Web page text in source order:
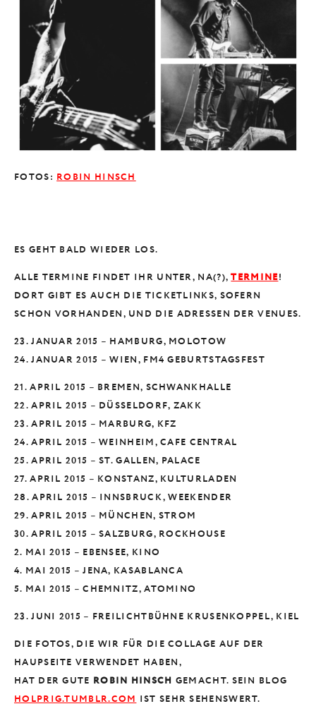
FOTOS: ROBIN HINSCH
ES GEHT BALD WIEDER LOS.
ALLE TERMINE FINDET IHR UNTER, NA(?),TERMINE!
DORT GIBT ES AUCH DIE TICKETLINKS, SOFERN
SCHON VORHANDEN, UND DIE ADRESSEN DER VENUES.
23. JANUAR 2015 – HAMBURG, MOLOTOW
24. JANUAR 2015 – WIEN, FM4 GEBURTSTAGSFEST
21. APRIL 2015 – BREMEN, SCHWANKHALLE
22. APRIL 2015 – DÜSSELDORF, ZAKK
23. APRIL 2015 – MARBURG, KFZ
24. APRIL 2015 – WEINHEIM, CAFE CENTRAL
25. APRIL 2015 – ST. GALLEN, PALACE
27. APRIL 2015 – KONSTANZ, KULTURLADEN
28. APRIL 2015 – INNSBRUCK, WEEKENDER
29. APRIL 2015 – MÜNCHEN, STROM
30. APRIL 2015 – SALZBURG, ROCKHOUSE
2. MAI 2015 – EBENSEE, KINO
4. MAI 2015 – JENA, KASABLANCA
5. MAI 2015 – CHEMNITZ, ATOMINO
23. JUNI 2015 – FREILICHTBÜHNE KRUSENKOPPEL, KIEL
DIE FOTOS, DIE WIR FÜR DIE COLLAGE AUF DER
HAUPSEITE VERWENDET HABEN,
HAT DER GUTE ROBIN HINSCH GEMACHT. SEIN BLOG
HOLPRIG.TUMBLR.COM IST SEHR SEHENSWERT.